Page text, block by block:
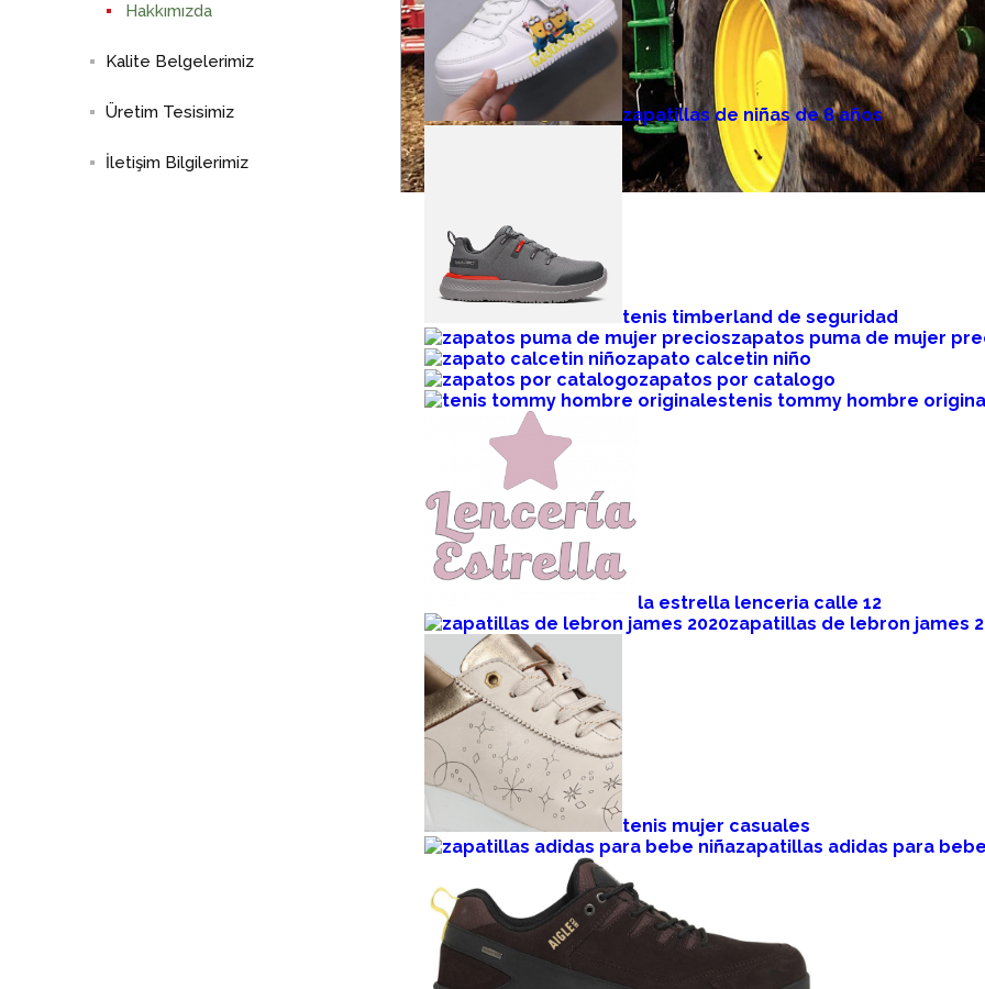
Hakkımızda
Kalite Belgelerimiz
Üretim Tesisimiz
İletişim Bilgilerimiz
zapatillas de niñas de 8 años
tenis timberland de seguridad
zapatos puma de mujer
zapato calcetin niño
zapatos por catalogo
tenis tommy hombre
la estrella lenceria calle 12
zapatillas de lebron james
tenis mujer casuales
zapatillas adidas para